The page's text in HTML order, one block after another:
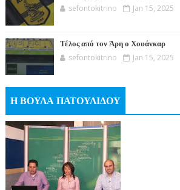
sefontokitrino Jan 15, 2025
Τέλος από τον Άρη ο Χουάνκαρ
sefontokitrino Jan 15, 2025
Η ΒΟΥΛΑ ΠΑΤΟΥΛΙΔΟΥ